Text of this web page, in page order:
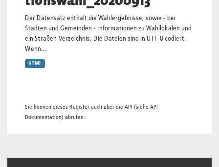
Der Datensatz enthält die Wahlergebnisse, sowie - bei
Städten und Gemeinden - Informationen zu Wahllokalen und
ein Straßen-Verzeichnis. Die Dateien sind in UTF-8 codiert.
Wenn...
HTML
Sie können dieses Register auch über die API (siehe API-
Dokumentation) abrufen.